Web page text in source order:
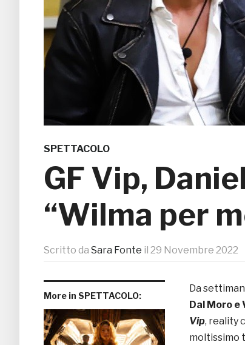
SPETTACOLO
GF Vip,
“Wilma per
Scritto da Sara Fonte il 29 Novembre 2022
More in SPETTACOLO:
Da
Dal Moro e
Vip, reality
moltissimo